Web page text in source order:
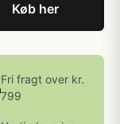
Køb her
Fri fragt over kr.
799